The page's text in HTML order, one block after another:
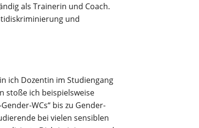
als Trainerin und Coach.
und
ich Dozentin im Studiengang
stoße ich beispielsweise
WCs“ bis zu Gender-
bei vielen sensiblen